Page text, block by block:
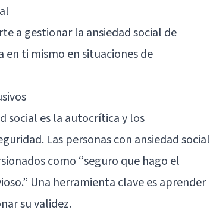
a gestionar la ansiedad social de
en ti mismo en situaciones de
social es la autocrítica y los
Las personas con ansiedad social
como “seguro que hago el
Una herramienta clave es aprender
su validez.